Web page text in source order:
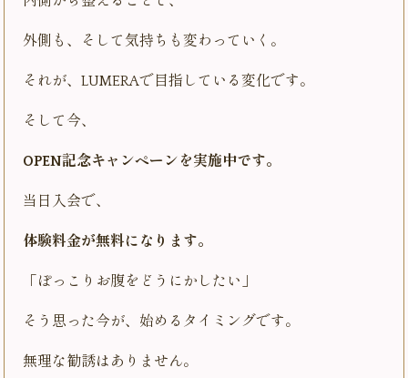
外側も、そして気持ちも変わっていく。
それが、LUMERAで目指している変化です。
そして今、
OPEN記念キャンペーンを実施中です。
当日入会で、
体験料金が無料になります。
「ぽっこりお腹をどうにかしたい」
そう思った今が、始めるタイミングです。
無理な勧誘はありません。